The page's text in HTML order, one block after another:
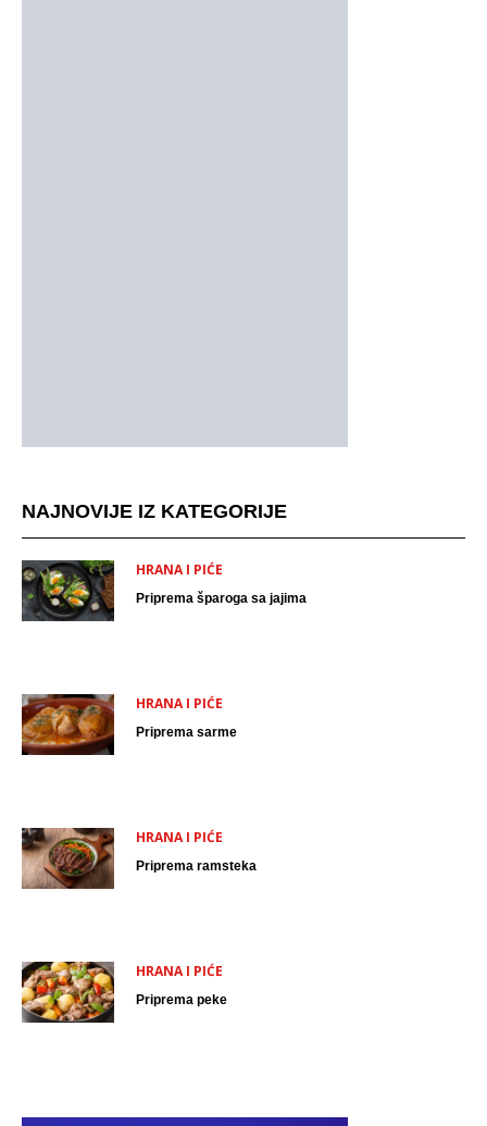
NAJNOVIJE IZ KATEGORIJE
HRANA I PIĆE
Priprema šparoga sa jajima
HRANA I PIĆE
Priprema sarme
HRANA I PIĆE
Priprema ramsteka
HRANA I PIĆE
Priprema peke